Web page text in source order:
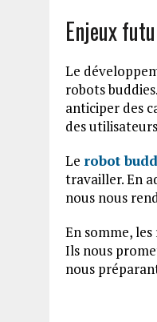
Enjeux
Le
robots
anticiper des
des
Le robot
travailler. En
nous nous
En somme,
Ils nous
nous